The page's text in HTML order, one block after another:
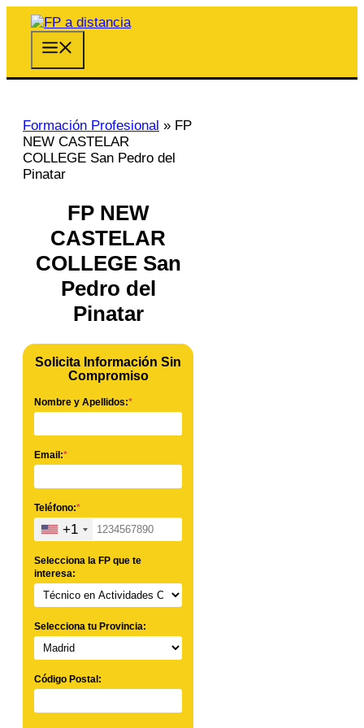
Saltar
contenido
Formación Profesional » FP
NEW CASTELAR
COLLEGE San Pedro del
Pinatar
FP NEW
CASTELAR
COLLEGE San
Pedro del
Pinatar
Solicita Información Sin
Compromiso
Nombre y Apellidos:*
Email:*
Teléfono:*
+1
Selecciona la FP que te
interesa:
Selecciona tu Provincia:
Código Postal: